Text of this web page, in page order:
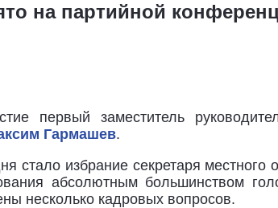
на партийной
первый заместитель
Гармашев.
стало избрание секретаря местного
абсолютным большинством
несколько кадровых вопросов.